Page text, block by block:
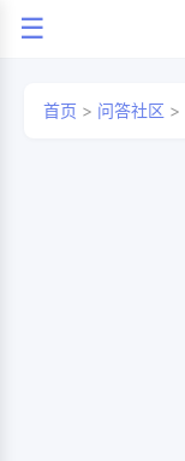
☰
首页 > 问答社区 >